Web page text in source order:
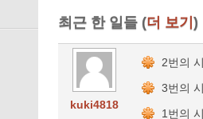
최근 한 일들 (더 보기)
kuki4818
2번의
3번의
1번의